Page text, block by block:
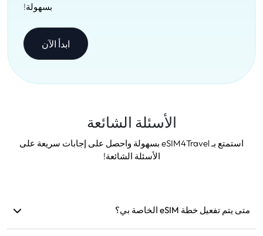
بسهولة!
ابدأ الآن
الأسئلة الشائعة
استمتع بـ eSIM4Travel بسهولة واحصل على إجابات سريعة على
الأسئلة الشائعة!
متى يتم تفعيل خطة eSIM الخاصة بي؟